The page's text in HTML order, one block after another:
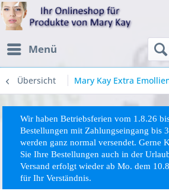
Menü
Übersicht Mary Kay Extra
Wir haben Betriebsferien vom 1.8.26
Bestellungen mit Zahlungseingang bis
werden ganz normal versendet. Gerne
SieIhreBestellungen auch in der
Versand erfolgt wieder ab Mo. dem
für Ihr Verständnis.